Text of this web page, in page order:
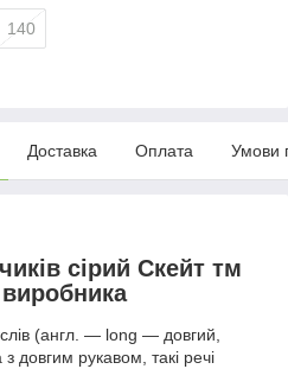
140
Доставка Оплата Умови
сірий Скейт тм
виробника
(англ. — long — довгий,
рукавом, такі речі